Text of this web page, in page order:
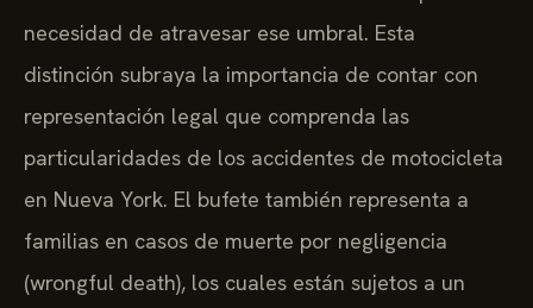
necesidad de atravesar ese umbral. Esta
distinción subraya la importancia de contar con
representación legal que comprenda las
particularidades de los accidentes de motocicleta
en Nueva York. El bufete también representa a
familias en casos de muerte por negligencia
(wrongful death), los cuales están sujetos a un